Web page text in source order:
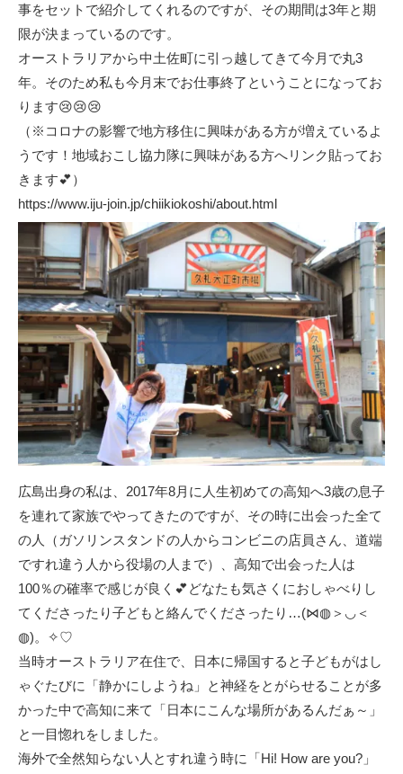
事をセットで紹介してくれるのですが、その期間は3年と期
限が決まっているのです。
オーストラリアから中土佐町に引っ越してきて今月で丸3
年。そのため私も今月末でお仕事終了ということになってお
ります😢😢😢
（※コロナの影響で地方移住に興味がある方が増えているよ
うです！地域おこし協力隊に興味がある方へリンク貼ってお
きます💕）
https://www.iju-join.jp/chiikiokoshi/about.html
広島出身の私は、2017年8月に人生初めての高知へ3歳の息子
を連れて家族でやってきたのですが、その時に出会った全て
の人（ガソリンスタンドの人からコンビニの店員さん、道端
ですれ違う人から役場の人まで）、高知で出会った人は
100％の確率で感じが良く💕どなたも気さくにおしゃべりし
てくださったり子どもと絡んでくださったり…(⋈◍＞◡＜
◍)。✧♡
当時オーストラリア在住で、日本に帰国すると子どもがはし
ゃぐたびに「静かにしようね」と神経をとがらせることが多
かった中で高知に来て「日本にこんな場所があるんだぁ～」
と一目惚れをしました。
海外で全然知らない人とすれ違う時に「Hi! How are you?」